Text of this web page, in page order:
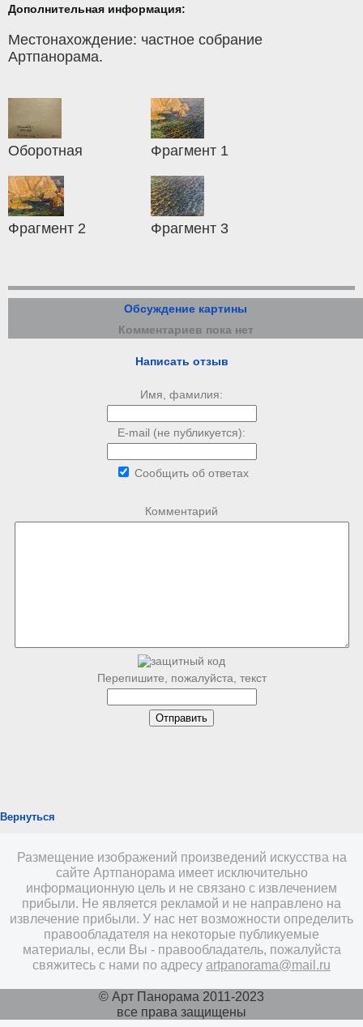
Дополнительная информация:
Местонахождение: частное собрание
Артпанорама.
Оборотная Фрагмент 1
Фрагмент 2 Фрагмент 3
Обсуждение картины
Комментариев пока нет
Написать отзыв
Имя, фамилия:
E-mail (не публикуется):
Сообщить об ответах
Комментарий
Перепишите, пожалуйста, текст
Вернуться
Размещение изображений произведений искусства на
сайте Артпанорама имеет исключительно
информационную цель и не связано с извлечением
прибыли. Не является рекламой и не направлено на
извлечение прибыли. У нас нет возможности определить
правообладателя на некоторые публикуемые
материалы, если Вы - правообладатель, пожалуйста
свяжитесь с нами по адресу artpanorama@mail.ru
© Арт Панорама 2011-2023
все права защищены